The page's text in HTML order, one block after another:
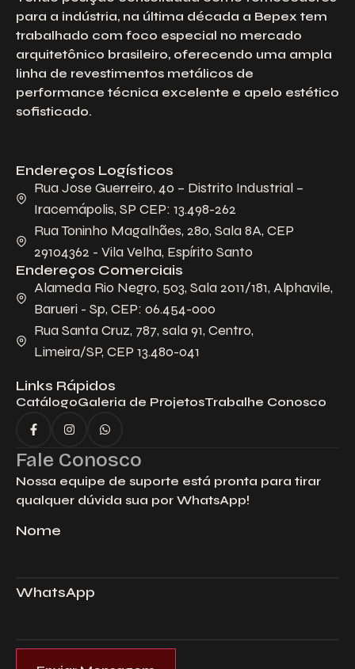
para a indústria, na última década a Bepex tem
trabalhado com foco especial no mercado
arquitetônico brasileiro, oferecendo uma ampla
linha de revestimentos metálicos de
performance técnica excelente e apelo estético
sofisticado.
Endereços Logísticos
Rua Jose Guerreiro, 40 – Distrito Industrial –
Iracemápolis, SP CEP: 13.498-262
Rua Toninho Magalhães, 280, Sala 8A, CEP
29104362 - Vila Velha, Espírito Santo
Endereços Comerciais
Alameda Rio Negro, 503, Sala 2011/181, Alphavile,
Barueri - Sp, CEP: 06.454-000
Rua Santa Cruz, 787, sala 91, Centro,
Limeira/SP, CEP 13.480-041
Links Rápidos
CatálogoGaleria de ProjetosTrabalhe Conosco
Fale Conosco
Nossa equipe de suporte está pronta para tirar
qualquer dúvida sua por WhatsApp!
Nome
WhatsApp